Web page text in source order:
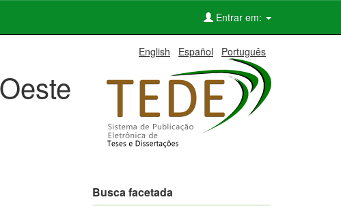
Entrar em:
English Español Português
Busca facetada